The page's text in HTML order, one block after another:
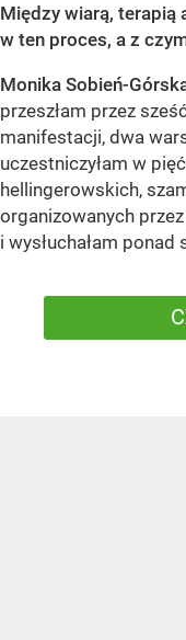
Między wiarą, terapią
w ten proces, a z
Monika Sobień-
przeszłam przez
manifestacji, dwa
uczestniczyłam w
hellingerowskich,
organizowanych
i wysłuchałam ponad